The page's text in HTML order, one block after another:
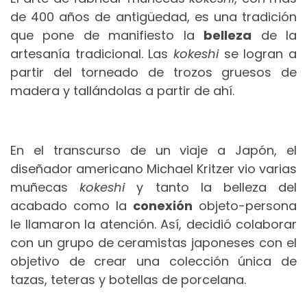
de 400 años de antigüedad, es una tradición
que pone de manifiesto la belleza de la
artesanía tradicional. Las kokeshise logran a
partir del torneado de trozos gruesos de
madera y tallándolas a partir de ahí.
En el transcurso de un viaje a Japón, el
diseñador americano Michael Kritzer vio varias
muñecaskokeshiy tanto la belleza del
acabado como la conexión objeto-persona
le llamaron la atención. Así, decidió colaborar
con un grupo de ceramistas japoneses con el
objetivo de crear una colección única de
tazas, teteras y botellas de porcelana.